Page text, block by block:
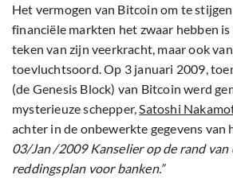
Het vermogen van Bitcoin om te
financiële markten het zwaar hebben
teken van zijn veerkracht, maar ook
toevluchtsoord. Op 3 januari 2009,
(de Genesis Block) van Bitcoin werd
mysterieuze schepper,Satoshi
achter in de onbewerkte gegevens van
03/Jan /2009 Kanselier op de rand van
reddingsplan voor banken.”